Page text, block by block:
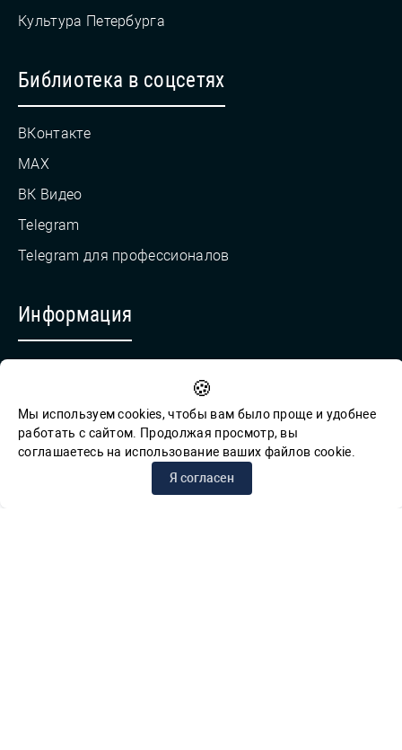
Культура Петербурга
Библиотека в соцсетях
ВКонтакте
MAX
ВК Видео
Telegram
Telegram для профессионалов
Информация
Обратная связь для сообщений о фактах коррупции
© СПб ГБУК ГСЦБС, 2012-2026 гг.
🍪
Мы используем cookies, чтобы вам было проще и удобнее
работать с сайтом. Продолжая просмотр, вы
соглашаетесь на использование ваших файлов cookie.
Я согласен